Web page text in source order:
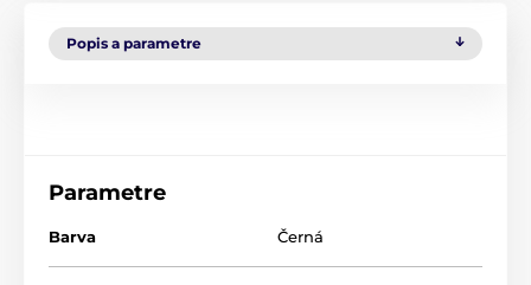
Popis a parametre
Parametre
Barva Černá